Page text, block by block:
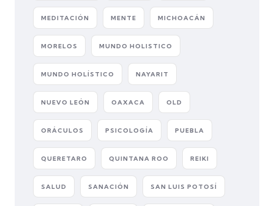
MEDITACIÓN MENTE MICHOACÁN
MORELOS MUNDO HOLISTICO
MUNDO HOLÍSTICO NAYARIT
NUEVO LEÓN OAXACA OLD
ORÁCULOS PSICOLOGÍA PUEBLA
QUERETARO QUINTANA ROO REIKI
SALUD SANACIÓN SAN LUIS POTOSÍ